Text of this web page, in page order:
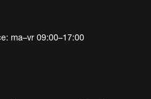
ma–vr 09:00–17:00